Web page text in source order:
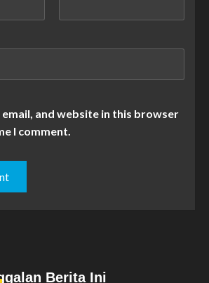
email, and website in this browser
I comment.
Berita Ini